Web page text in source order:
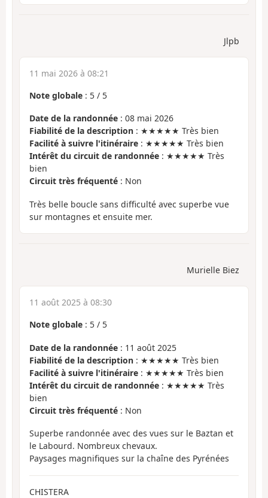
Jlpb
11 mai 2026 à 08:21
Note globale : 5 / 5
Date de la randonnée : 08 mai 2026
Fiabilité de la description : ★★★★★ Très bien
Facilité à suivre l'itinéraire : ★★★★★ Très bien
Intérêt du circuit de randonnée : ★★★★★ Très
bien
Circuit très fréquenté : Non
Très belle boucle sans difficulté avec superbe vue
sur montagnes et ensuite mer.
Murielle Biez
11 août 2025 à 08:30
Note globale : 5 / 5
Date de la randonnée : 11 août 2025
Fiabilité de la description : ★★★★★ Très bien
Facilité à suivre l'itinéraire : ★★★★★ Très bien
Intérêt du circuit de randonnée : ★★★★★ Très
bien
Circuit très fréquenté : Non
Superbe randonnée avec des vues sur le Baztan et
le Labourd. Nombreux chevaux.
Paysages magnifiques sur la chaîne des Pyrénées
CHISTERA